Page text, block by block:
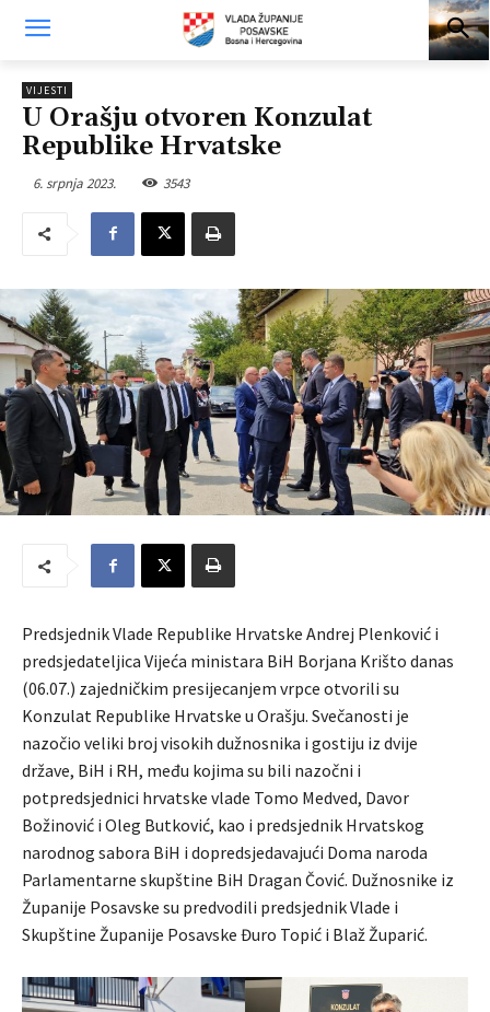
VIJESTI
U Orašju otvoren Konzulat
Republike Hrvatske
6. srpnja 2023. 3543
Predsjednik Vlade Republike Hrvatske Andrej Plenković i
predsjedateljica Vijeća ministara BiH Borjana Krišto danas
(06.07.) zajedničkim presijecanjem vrpce otvorili su
Konzulat Republike Hrvatske u Orašju. Svečanosti je
nazočio veliki broj visokih dužnosnika i gostiju iz dvije
države, BiH i RH, među kojima su bili nazočni i
potpredsjednici hrvatske vlade Tomo Medved, Davor
Božinović i Oleg Butković, kao i predsjednik Hrvatskog
narodnog sabora BiH i dopredsjedavajući Doma naroda
Parlamentarne skupštine BiH Dragan Čović. Dužnosnike iz
Županije Posavske su predvodili predsjednik Vlade i
Skupštine Županije Posavske Đuro Topić i Blaž Župarić.